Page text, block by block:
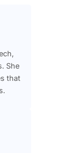
She
that